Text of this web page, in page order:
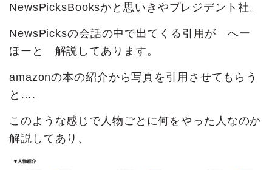
NewsPicksBooksかと思いきやプレジデント社。
NewsPicksの会話の中で出てくる引用が へー
ほーと 解説してあります。
amazonの本の紹介から写真を引用させてもらう
と….
このような感じで人物ごとに何をやった人なのか
解説してあり、